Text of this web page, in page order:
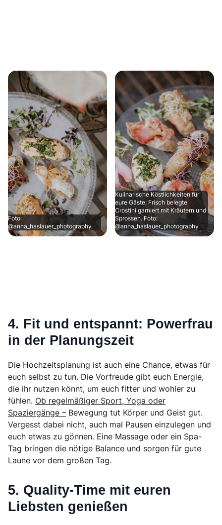
Foto:
@anna_haslauer_photography
Kulinarische Köstlichkeiten für
eure Gäste: Frisch belegte
Crostini garniert mit Kräutern und
Sprossen. Foto:
@anna_haslauer_photography
4. Fit und entspannt: Powerfrau
in der Planungszeit
Die Hochzeitsplanung ist auch eine Chance, etwas für
euch selbst zu tun. Die Vorfreude gibt euch Energie,
die ihr nutzen könnt, um euch fitter und wohler zu
fühlen. Ob regelmäßiger Sport, Yoga oder
Spaziergänge – Bewegung tut Körper und Geist gut.
Vergesst dabei nicht, auch mal Pausen einzulegen und
euch etwas zu gönnen. Eine Massage oder ein Spa-
Tag bringen die nötige Balance und sorgen für gute
Laune vor dem großen Tag.
5. Quality-Time mit euren
Liebsten genießen